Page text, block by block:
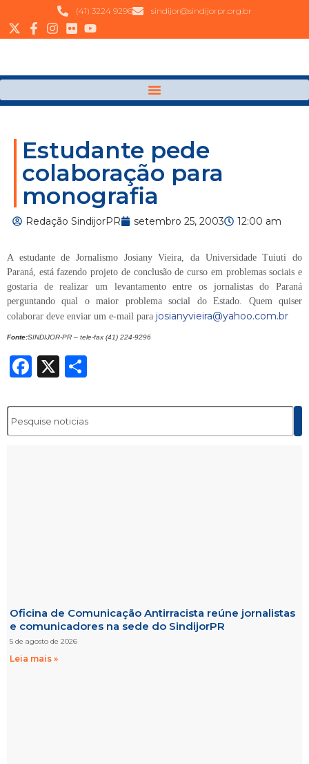
(41) 3224 9296 sindijor@sindijorpr.org.br
Estudante pede
colaboração para
monografia
Redação SindijorPR setembro 25, 2003 12:00 am
A estudante de Jornalismo Josiany Vieira, da Universidade Tuiuti do
Paraná, está fazendo projeto de conclusão de curso em problemas sociais e
gostaria de realizar um levantamento entre os jornalistas do Paraná
perguntando qual o maior problema social do Estado. Quem quiser
colaborar deve enviar um e-mail para josianyvieira@yahoo.com.br
Fonte:SINDIJOR-PR – tele-fax (41) 224-9296
Facebook
X
Oficina de Comunicação Antirracista reúne jornalistas
e comunicadores na sede do SindijorPR
5 de agosto de 2026
Leia mais »